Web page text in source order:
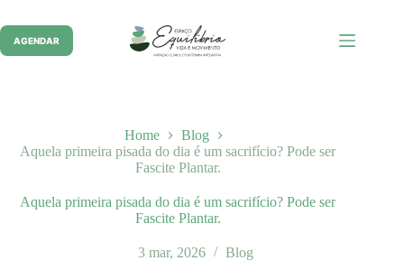
para
conteúdo
AGENDAR
Home
Blog
Aquela primeira pisada do dia é um sacrifício? Pode ser
Fascite Plantar.
Aquela primeira pisada do dia é um sacrifício? Pode ser
Fascite Plantar.
3 mar, 2026 Blog